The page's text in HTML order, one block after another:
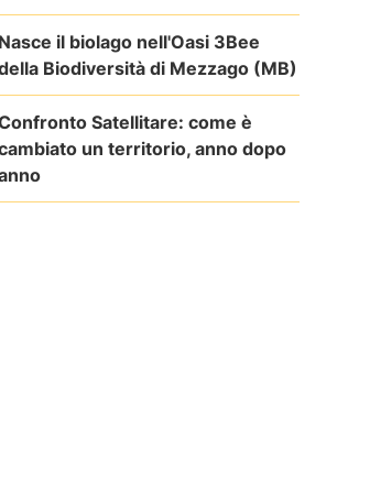
Nasce il biolago nell'Oasi 3Bee
Biodiversità di Mezzago (MB)
Satellitare: come è
un territorio, anno dopo